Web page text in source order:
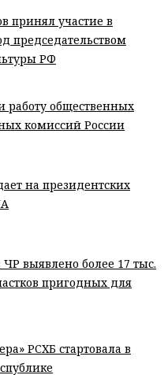
принял участие в
председательством
РФ
работу общественных
комиссий России
на президентских
ЧР выявлено более 17 тыс.
пригодных для
РСХБ стартовала в